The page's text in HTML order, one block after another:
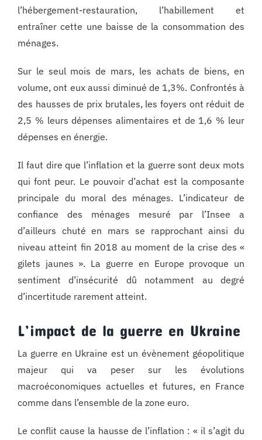
l’hébergement-restauration, l’habillement et
entraîner cette une baisse de la consommation des
ménages.
Sur le seul mois de mars, les achats de biens, en
volume, ont eux aussi diminué de 1,3%. Confrontés à
des hausses de prix brutales, les foyers ont réduit de
2,5 % leurs dépenses alimentaires et de 1,6 % leur
dépenses en énergie.
Il faut dire que l’inflation et la guerre sont deux mots
qui font peur. Le pouvoir d’achat est la composante
principale du moral des ménages. L’indicateur de
confiance des ménages mesuré par l’Insee a
d’ailleurs chuté en mars se rapprochant ainsi du
niveau atteint fin 2018 au moment de la crise des «
gilets jaunes ». La guerre en Europe provoque un
sentiment d’insécurité dû notamment au degré
d’incertitude rarement atteint.
L’impact de la guerre en Ukraine
La guerre en Ukraine est un évènement géopolitique
majeur qui va peser sur les évolutions
macroéconomiques actuelles et futures, en France
comme dans l’ensemble de la zone euro.
Le conflit cause la hausse de l’inflation : « il s’agit du